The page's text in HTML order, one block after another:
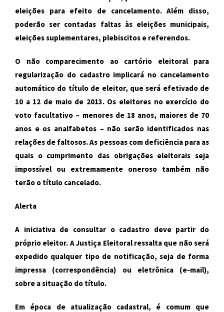
eleições para efeito de cancelamento. Além disso,
poderão ser contadas faltas às eleições municipais,
eleições suplementares, plebiscitos e referendos.
O não comparecimento ao cartório eleitoral para
regularização do cadastro implicará no cancelamento
automático do título de eleitor, que será efetivado de
10 a 12 de maio de 2013. Os eleitores no exercício do
voto facultativo – menores de 18 anos, maiores de 70
anos e os analfabetos – não serão identificados nas
relações de faltosos. As pessoas com deficiência para as
quais o cumprimento das obrigações eleitorais seja
impossível ou extremamente oneroso também não
terão o título cancelado.
Alerta
A iniciativa de consultar o cadastro deve partir do
próprio eleitor. A Justiça Eleitoral ressalta que não será
expedido qualquer tipo de notificação, seja de forma
impressa (correspondência) ou eletrônica (e-mail),
sobre a situação do título.
Em época de atualização cadastral, é comum que